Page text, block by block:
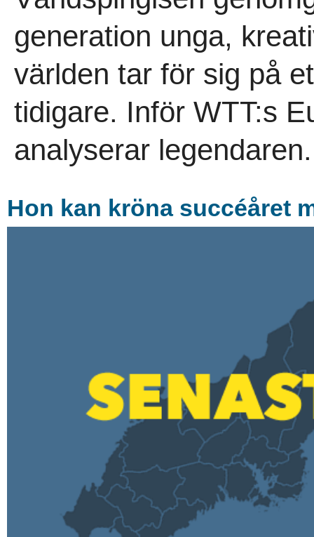
generation unga,
världen tar för sig på
tidigare. Inför WTT:s
analyserar
Hon kan kröna succéåret